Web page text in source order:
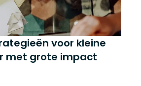
voor kleine
met grote impact